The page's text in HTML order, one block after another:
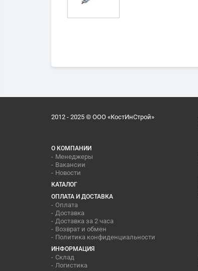
2012 - 2025 © ООО «КостИнСтрой»
О КОМПАНИИ
Менеджеры
Вакансии
Новости
КАТАЛОГ
ОПЛАТА И ДОСТАВКА
Оплата
Доставка
Доставка за 2 часа
Возврат и обмен
Политика конфиденциальности
ИНФОРМАЦИЯ
Склад
Логистика